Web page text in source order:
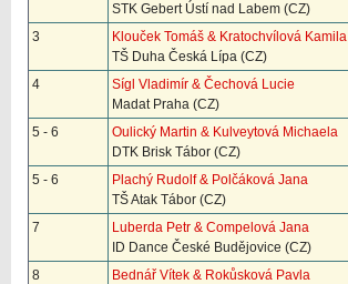
STK Gebert Ústí nad Labem (CZ)
3
Klouček Tomáš & Kratochvílová Kamila
TŠ Duha Česká Lípa (CZ)
4
Sígl Vladimír & Čechová Lucie
Madat Praha (CZ)
5 - 6
Oulický Martin & Kulveytová Michaela
DTK Brisk Tábor (CZ)
5 - 6
Plachý Rudolf & Polčáková Jana
TŠ Atak Tábor (CZ)
7
Luberda Petr & Compelová Jana
ID Dance České Budějovice (CZ)
8
Bednář Vítek & Rokůsková Pavla